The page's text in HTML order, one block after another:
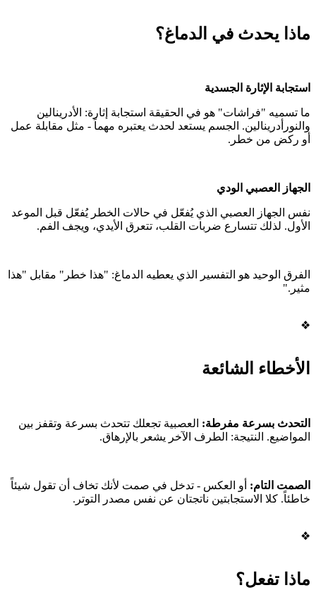
ماذا يحدث في الدماغ؟
استجابة الإثارة الجسدية
ما تسميه "فراشات" هو في الحقيقة استجابة إثارة: الأدرينالين
والنورأدرينالين. الجسم يستعد لحدث يعتبره مهماً - مثل مقابلة عمل
أو ركض من خطر.
الجهاز العصبي الودي
نفس الجهاز العصبي الذي يُفعّل في حالات الخطر يُفعّل قبل الموعد
الأول. لذلك تتسارع ضربات القلب، تتعرق الأيدي، ويجف الفم.
الفرق الوحيد هو التفسير الذي يعطيه الدماغ: "هذا خطر" مقابل "هذا
مثير."
❖
الأخطاء الشائعة
التحدث بسرعة مفرطة: العصبية تجعلك تتحدث بسرعة وتقفز بين
المواضيع. النتيجة: الطرف الآخر يشعر بالإرهاق.
الصمت التام: أو العكس - تدخل في صمت لأنك تخاف أن تقول شيئاً
خاطئاً. كلا الاستجابتين ناتجتان عن نفس مصدر التوتر.
❖
ماذا تفعل؟